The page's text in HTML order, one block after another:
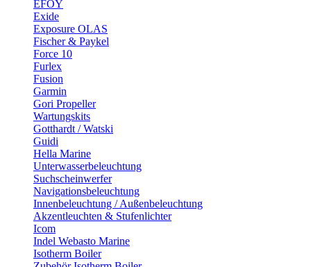
EFOY
Exide
Exposure OLAS
Fischer & Paykel
Force 10
Furlex
Fusion
Garmin
Gori Propeller
Wartungskits
Gotthardt / Watski
Guidi
Hella Marine
Unterwasserbeleuchtung
Suchscheinwerfer
Navigationsbeleuchtung
Innenbeleuchtung / Außenbeleuchtung
Akzentleuchten & Stufenlichter
Icom
Indel Webasto Marine
Isotherm Boiler